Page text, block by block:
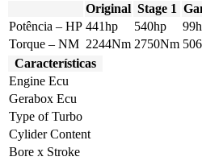
Original Stage 1
Potência – HP 441hp 540hp
Torque – NM 2244Nm 2750Nm
Características
Engine Ecu
Gerabox Ecu
Type of Turbo
Cylider Content
Bore x Stroke